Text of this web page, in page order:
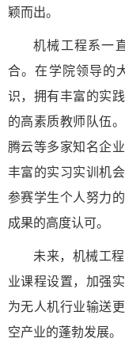
颖而出。
机械工程系一
合。在学院领导的
识，拥有丰富的实
的高素质教师队伍
腾云等多家知名企
丰富的实习实训机
参赛学生个人努力
成果的高度认可。
未来，机械工
业课程设置，加强
为无人机行业输送
空产业的蓬勃发展。